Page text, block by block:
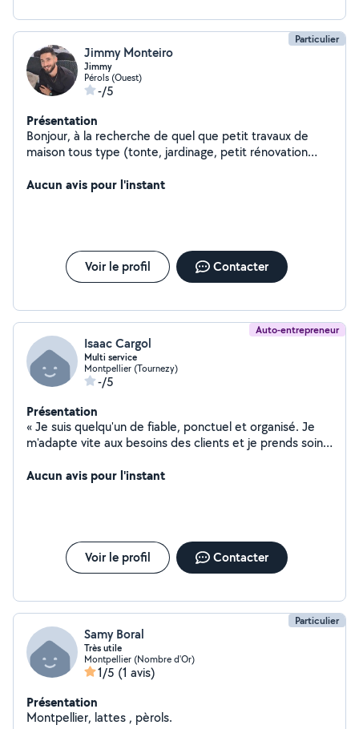
Particulier
Jimmy Monteiro
Jimmy
Pérols (Ouest)
-/5
Présentation
Bonjour, à la recherche de quel que petit travaux de
maison tous type (tonte, jardinage, petit rénovation
de 6 ans.
Aucun avis pour l'instant
Voir le profil Contacter
Auto-entrepreneur
Isaac Cargol
Multi service
Montpellier (Tournezy)
-/5
Présentation
« Je suis quelqu'un de fiable, ponctuel et organisé. Je
m'adapte vite aux besoins des clients et je prends soin
Aucun avis pour l'instant
Voir le profil Contacter
Particulier
Samy Boral
Très utile
Montpellier (Nombre d'Or)
1/5 (1 avis)
Présentation
Montpellier, lattes , pèrols.